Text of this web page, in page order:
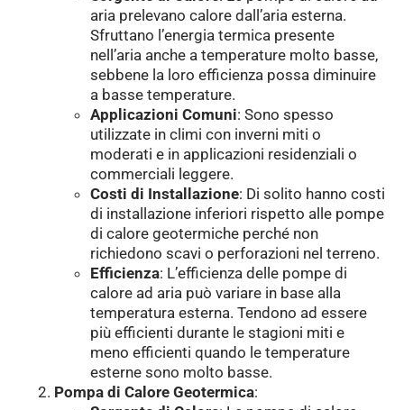
aria prelevano calore dall’aria esterna.
Sfruttano l’energia termica presente
nell’aria anche a temperature molto basse,
sebbene la loro efficienza possa diminuire
a basse temperature.
Applicazioni Comuni: Sono spesso
utilizzate in climi con inverni miti o
moderati e in applicazioni residenziali o
commerciali leggere.
Costi di Installazione: Di solito hanno costi
di installazione inferiori rispetto alle pompe
di calore geotermiche perché non
richiedono scavi o perforazioni nel terreno.
Efficienza: L’efficienza delle pompe di
calore ad aria può variare in base alla
temperatura esterna. Tendono ad essere
più efficienti durante le stagioni miti e
meno efficienti quando le temperature
esterne sono molto basse.
Pompa di Calore Geotermica: